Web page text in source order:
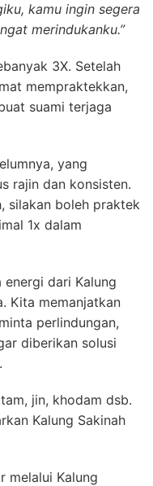
kamu ingin segera
merindukanku.”
3X. Setelah
mempraktekkan,
suami terjaga
yang
rajin dan konsisten.
silakan boleh praktek
1x dalam
dari Kalung
Kita memanjatkan
perlindungan,
diberikan solusi
jin, khodam dsb.
Kalung Sakinah
melalui Kalung